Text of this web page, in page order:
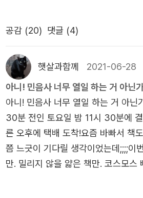
에 고래의 뛰어난 지능이 처음으로
다. 그해에 미국은 우주 탐사선 보이
호를 발사했다. 두 대의 탐사선에 ‘
s of earth)’라는 이름이 붙여진 골
lden Record)가 실려 있었다. 골든
에 살고 있을 외계 생명체에게 보내는
메시지’다. 골든 레코드에 지구와 모
가 들어 있다. 한국어 ‘안녕하세요’를
인사말, 지구에 살면 들을 수 있는 여
높은 외계 생명체에게 들려주고 싶은
칼 세이건, 홍승수 옮김 《코스모스》
게 되었다. 그래서 이 책에 대한 흥미
을 하면서 오디오북을 들으면 좋겠다
<파친코>가 눈에 들어왔다. 들어보
들었다. 재밌다. 앞으로 런닝할 때 심
인가..를 테스트해볼 생각이 들었다고
렇게 마음을 먹고 전날 잠이 들었더랬
말을 읽고, 함께 온 비하인드북의 '20
리뷰까지 다 읽은 뒤 집을 나섰다. 보
는 스벅의 소파의자가 있으면 거기에
편이나, 오늘은 조금 더 걸어가 새로
다. 필터커피는 산미가 적당해서 만
딱했지만 맛있게 먹었다. 원래는 샌
고 하는데 점심을 먹은 지 얼마 되지
덮어둔 뒤 새해가 된 뒤에야 이어서
공감 (20) 댓글 (4)
햇살과함께 2021-06-28
아니! 민음사 너무 열일 하는 거 아닌
아니! 민음사 너무 열일 하는 거 아닌
30분 전인 토요일 밤 11시 30분에 결
른 오후에 택배 도착!요즘 바빠서 책
쯤 느긋이 기다릴 생각이었는데;;;;이
만. 밀리지 않을 얇은 책만. 코스모스